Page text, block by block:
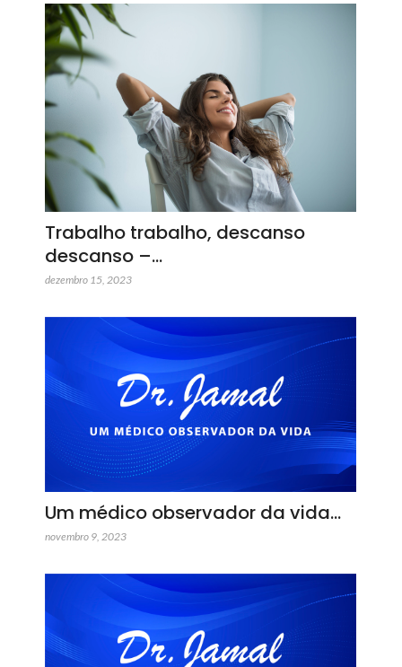
Trabalho trabalho, descanso
descanso –…
dezembro 15, 2023
Um médico observador da vida…
novembro 9, 2023